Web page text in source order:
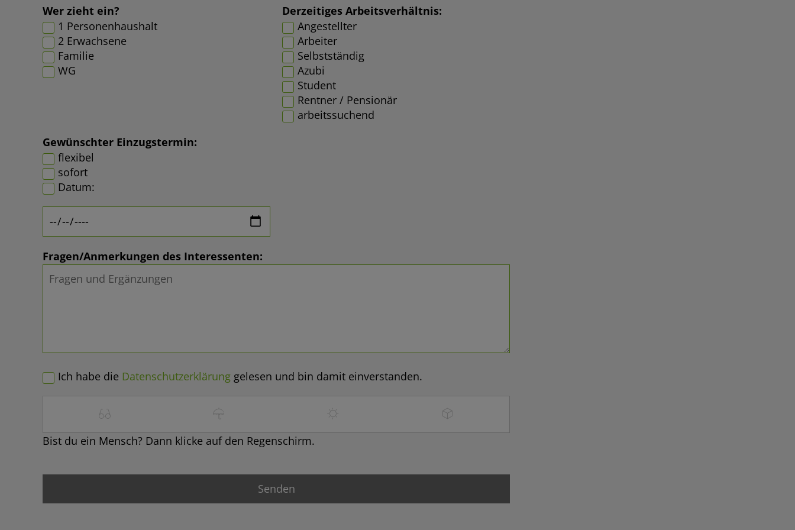
Wer zieht ein?
1 Personenhaushalt
2 Erwachsene
Familie
WG
Derzeitiges Arbeitsverhältnis:
Angestellter
Arbeiter
Selbstständig
Azubi
Student
Rentner / Pensionär
arbeitssuchend
Gewünschter Einzugstermin:
flexibel
sofort
Datum:
Fragen/Anmerkungen des Interessenten:
Ich habe die Datenschutzerklärung gelesen und bin damit einverstanden.
Bist du ein Mensch? Dann klicke auf den Regenschirm.